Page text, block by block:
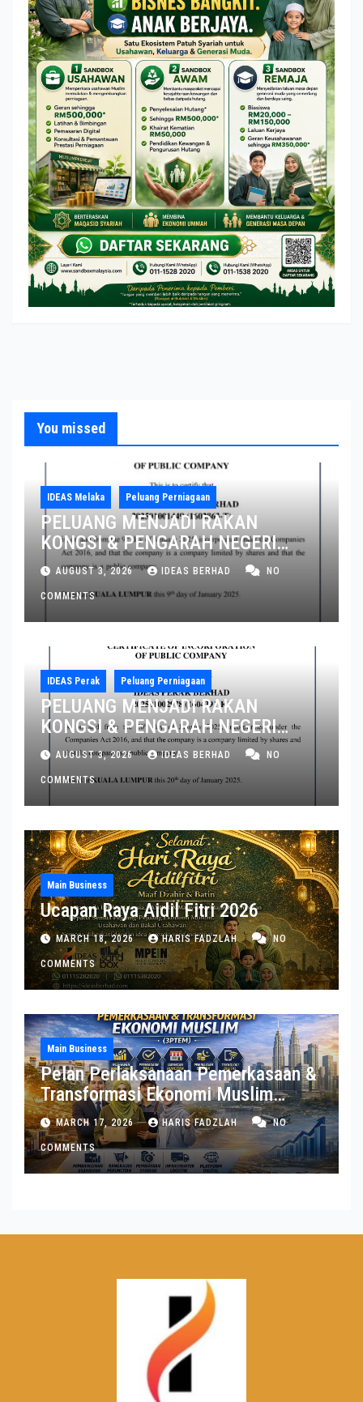
You missed
IDEAS Melaka Peluang Perniagaan
PELUANG MENJADI RAKAN
KONGSI & PENGARAH NEGERI
MELAKA DAN JOHOR
AUGUST 3, 2026 IDEAS BERHAD NO
COMMENTS
IDEAS Perak Peluang Perniagaan
PELUANG MENJADI RAKAN
KONGSI & PENGARAH NEGERI
PERAK DAN PULAU PINANG
AUGUST 3, 2026 IDEAS BERHAD NO
COMMENTS
Main Business
Ucapan Raya Aidil Fitri 2026
MARCH 18, 2026 HARIS FADZLAH NO
COMMENTS
Main Business
Pelan Perlaksanaan Pemerkasaan &
Transformasi Ekonomi Muslim
(3PTEM)
MARCH 17, 2026 HARIS FADZLAH NO
COMMENTS